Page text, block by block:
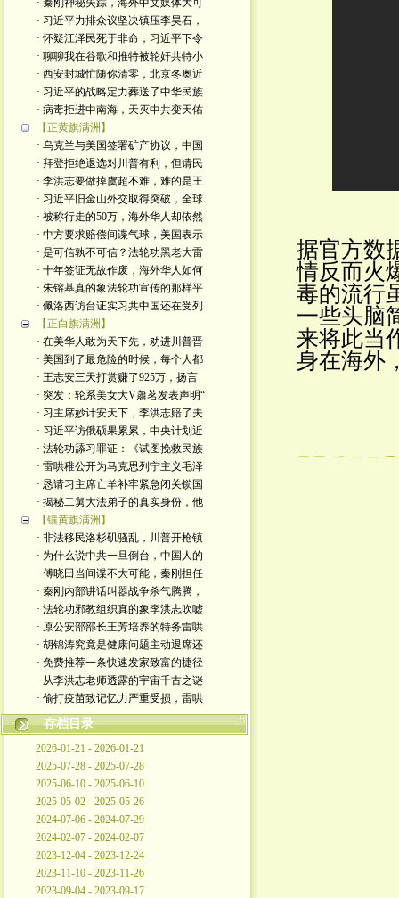
· 秦刚神秘失踪，海外中文媒体大可
· 习近平力排众议坚决镇压李昊石，
· 怀疑江泽民死于非命，习近平下令
· 聊聊我在谷歌和推特被轮奸共特小
· 西安封城忙随你清零，北京冬奥近
· 习近平的战略定力葬送了中华民族
· 病毒拒进中南海，天灭中共变天佑
【正黄旗满洲】
· 乌克兰与美国签署矿产协议，中国
· 拜登拒绝退选对川普有利，但请民
· 李洪志要做掉虞超不难，难的是王
· 习近平旧金山外交取得突破，全球
· 被称行走的50万，海外华人却依然
· 中方要求赔偿间谍气球，美国表示
· 是可信孰不可信？法轮功黑老大雷
· 十年签证无故作废，海外华人如何
· 朱镕基真的象法轮功宣传的那样平
· 佩洛西访台证实习共中国还在受列
【正白旗满洲】
· 在美华人敢为天下先，劝进川普晋
· 美国到了最危险的时候，每个人都
· 王志安三天打赏赚了925万，扬言
· 突发：轮系美女大V蕭茗发表声明“
· 习主席妙计安天下，李洪志赔了夫
· 习近平访俄硕果累累，中央计划近
· 法轮功舔习罪证：《试图挽救民族
· 雷哄稚公开为马克思列宁主义毛泽
· 恳请习主席亡羊补牢紧急闭关锁国
· 揭秘二舅大法弟子的真实身份，他
【镶黄旗满洲】
· 非法移民洛杉矶骚乱，川普开枪镇
· 为什么说中共一旦倒台，中国人的
· 傅晓田当间谍不大可能，秦刚担任
· 秦刚内部讲话叫嚣战争杀气腾腾，
· 法轮功邪教组织真的象李洪志吹嘘
· 原公安部部长王芳培养的特务雷哄
· 胡锦涛究竟是健康问题主动退席还
· 免费推荐一条快速发家致富的捷径
· 从李洪志老师透露的宇宙千古之谜
· 偷打疫苗致记忆力严重受损，雷哄
存档目录
2026-01-21 - 2026-01-21
2025-07-28 - 2025-07-28
2025-06-10 - 2025-06-10
2025-05-02 - 2025-05-26
2024-07-06 - 2024-07-29
2024-02-07 - 2024-02-07
2023-12-04 - 2023-12-24
2023-11-10 - 2023-11-26
2023-09-04 - 2023-09-17
据官方数
情反而火
毒的流行
一些头脑
来将此当
身在海外